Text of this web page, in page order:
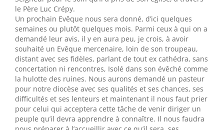
le Père Luc Crépy.
Un prochain Evêque nous sera donné, d’ici quelques
semaines ou plutôt quelques mois. Parmi ceux à qui on a
demandé leur avis, il y en aura peu, je crois, à avoir
souhaité un Evêque mercenaire, loin de son troupeau,
distant avec ses fidèles, parlant de tout ex cathédra, sans
concertation ni rencontres, Isolé dans son évêché comme
la hulotte des ruines. Nous aurons demandé un pasteur
pour notre diocèse avec ses qualités et ses chances, ses
difficultés et ses lenteurs et maintenant il nous faut prier
pour celui qui acceptera cette tâche de venir diriger un
peuple qu’il devra apprendre à connaître. Il nous faudra